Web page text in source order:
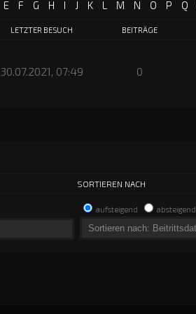
E F G H I J K L M N O P Q
LETZTER BESUCH BEITRÄGE
30.07.2021, 07:49 0
SORTIEREN NACH
aufsteigend absteigend